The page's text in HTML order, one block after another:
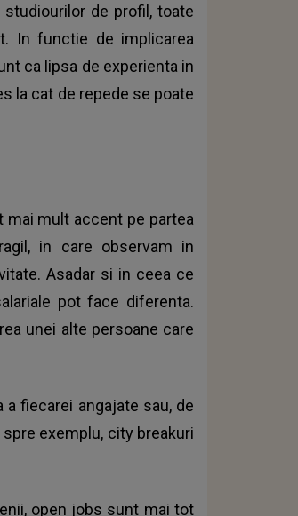
de profil, toate
In functie de implicarea
ca lipsa de experienta in
la cat de repede se poate
mai mult accent pe partea
in care observam in
Asadar si in ceea ce
pot face diferenta.
unei alte persoane care
fiecarei angajate sau, de
exemplu, city breakuri
open jobs sunt mai tot